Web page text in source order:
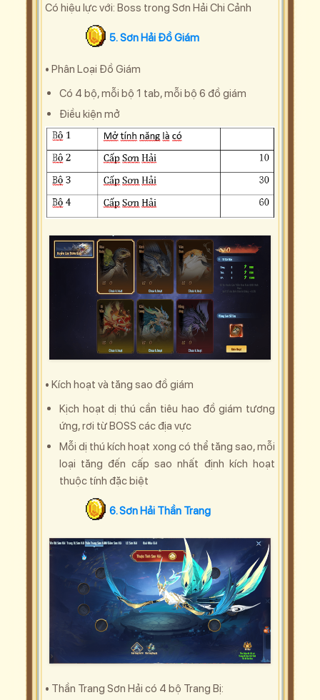
Có hiệu lực với: Boss trong Sơn Hải Chi Cảnh
5.Sơn Hải Đồ Giám
• Phân Loại Đồ Giám
Có 4 bộ, mỗi bộ 1 tab, mỗi bộ 6 đồ giám
Điều kiện mở
• Kích hoạt và tăng sao đồ giám
Kịch hoạt dị thú cần tiêu hao đồ giám tương
ứng, rơi từ BOSS các địa vực
Mỗi dị thú kích hoạt xong có thể tăng sao, mỗi
loại tăng đến cấp sao nhất định kích hoạt
thuộc tính đặc biệt
6. Sơn Hải Thần Trang
• Thần Trang Sơn Hải có 4 bộ Trang Bị: